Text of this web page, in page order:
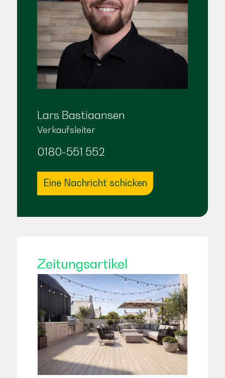
Lars Bastiaansen
Verkaufsleiter
0180-551 552
Eine Nachricht schicken
Zeitungsartikel